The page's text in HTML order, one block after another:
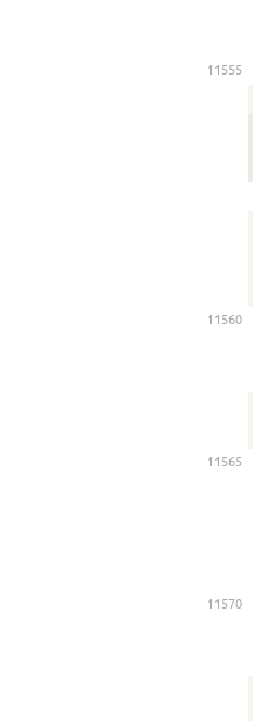
11555
11560
11565
11570